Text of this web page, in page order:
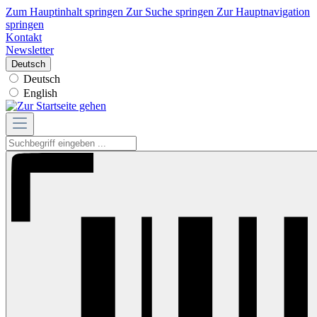
Zum Hauptinhalt springen Zur Suche springen Zur Hauptnavigation
springen
Kontakt
Newsletter
Deutsch
Deutsch
English